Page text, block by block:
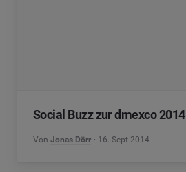
Social Buzz zur dmexco 2014
Von Jonas Dörr 16. Sept 2014